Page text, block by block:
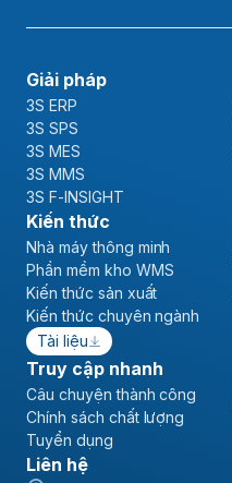
Giải pháp
3S ERP
3S SPS
3S MES
3S MMS
3S F-INSIGHT
Kiến thức
Nhà máy thông minh
Phần mềm kho WMS
Kiến thức sản xuất
Kiến thức chuyên ngành
Tài liệu
Truy cập nhanh
Câu chuyện thành công
Chính sách chất lượng
Tuyển dụng
Liên hệ